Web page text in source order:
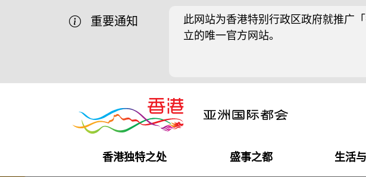
重要通知
此网站为香港特别行政区政府就推广
立的唯一官方网站。
香港独特之处 盛事之都 生活